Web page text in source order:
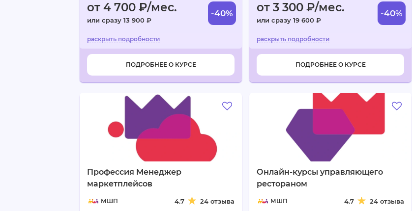
от 4 700 ₽/мес.
или сразу 13 900 ₽
-40%
ПОДРОБНЕЕ О КУРСЕ
от 3 300 ₽/мес.
или сразу 19 600 ₽
-40%
ПОДРОБНЕЕ О КУРСЕ
Профессия Менеджер
маркетплейсов
МШП 4.7 24 отзыва
Онлайн-курсы управляющего
рестораном
МШП 4.7 24 отзыва